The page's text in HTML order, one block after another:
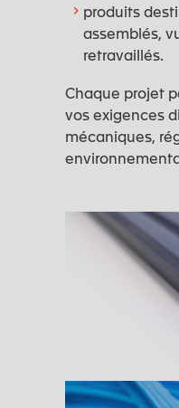
produits
assemblés,
retravaillés.
Chaque projet
vos exigences
mécaniques,